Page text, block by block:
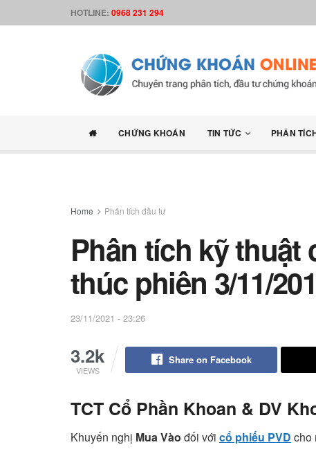
HOTLINE: 0968 231 294
CHỨNG KHOÁN TIN TỨC PHÂN
Home Phân tích đầu tư
Phân tích kỹ thuật
thúc phiên 3/11/
23/11/2021 - 23:26
3.2k
VIEWS
Share on Facebook
TCT Cổ Phần Khoan & DV
Khuyến nghị Mua Vào đối với cổ phiếu PVD cho